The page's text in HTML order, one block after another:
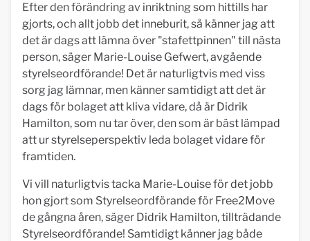
Efter den förändring av inriktning som hittills har
gjorts, och allt jobb det inneburit, så känner jag att
det är dags att lämna över "stafettpinnen" till nästa
person, säger Marie-Louise Gefwert, avgående
styrelseordförande! Det är naturligtvis med viss
sorg jag lämnar, men känner samtidigt att det är
dags för bolaget att kliva vidare, då är Didrik
Hamilton, som nu tar över, den som är bäst lämpad
att ur styrelseperspektiv leda bolaget vidare för
framtiden.
Vi vill naturligtvis tacka Marie-Louise för det jobb
hon gjort som Styrelseordförande för Free2Move
de gångna åren, säger Didrik Hamilton, tillträdande
Styrelseordförande! Samtidigt känner jag både